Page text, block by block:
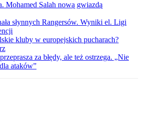
Mohamed Salah nową gwiazdą
słynnych Rangersów. Wyniki el. Ligi
kluby w europejskich pucharach?
za błędy, ale też ostrzega. „Nie
ataków”